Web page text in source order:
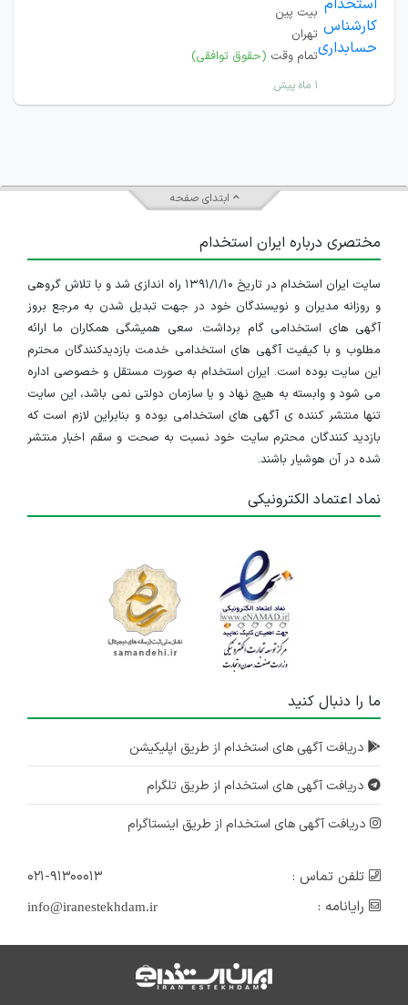
بیت پین
تهران
تمام وقت (حقوق توافقی)
۱ ماه پیش
ابتدای صفحه
مختصری درباره ایران استخدام
سایت ایران استخدام در تاریخ ۱۳۹۱/۱/۱۰ راه اندازی شد و با تلاش گروهی
و روزانه مدیران و نویسندگان خود در جهت تبدیل شدن به مرجع بروز
آگهی های استخدامی گام برداشت. سعی همیشگی همکاران ما ارائه
مطلوب و با کیفیت آگهی های استخدامی خدمت بازدیدکنندگان محترم
این سایت بوده است. ایران استخدام به صورت مستقل و خصوصی اداره
می شود و وابسته به هیچ نهاد و یا سازمان دولتی نمی باشد، این سایت
تنها منتشر کننده ی آگهی های استخدامی بوده و بنابراین لازم است که
بازدید کنندگان محترم سایت خود نسبت به صحت و سقم اخبار منتشر
شده در آن هوشیار باشند.
نماد اعتماد الکترونیکی
ما را دنبال کنید
دریافت آگهی های استخدام از طریق اپلیکیشن
دریافت آگهی های استخدام از طریق تلگرام
دریافت آگهی های استخدام از طریق اینستاگرام
تلفن تماس :
۰۲۱-۹۱۳۰۰۰۱۳
رایانامه :
info@iranestekhdam.ir